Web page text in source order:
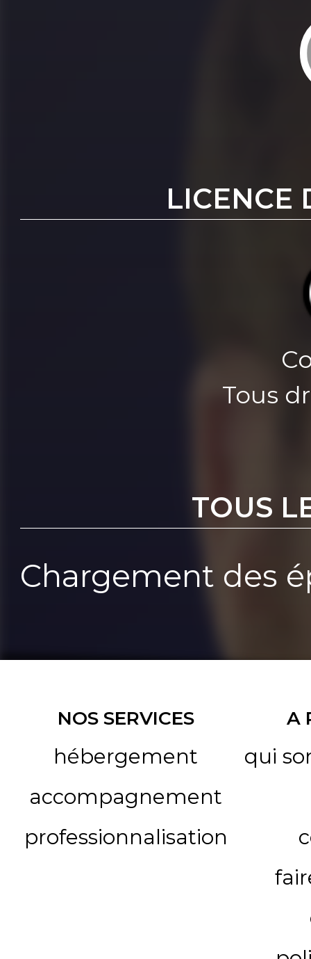
LICENCE
Tous
TOUS
Chargement des
NOS SERVICES
hébergement
accompagnement
professionnalisation
A
qui